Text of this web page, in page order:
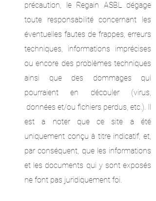
précaution, le Regain ASBL dégage
toute responsabilité concernant les
éventuelles fautes de frappes, erreurs
techniques, informations imprécises
ou encore des problèmes techniques
ainsi que des dommages qui
pourraient en découler (virus,
données et/ou fichiers perdus, etc.). Il
est a noter que ce site a été
uniquement conçu à titre indicatif, et,
par conséquent, que les informations
et les documents qui y sont exposés
ne font pas juridiquement foi.